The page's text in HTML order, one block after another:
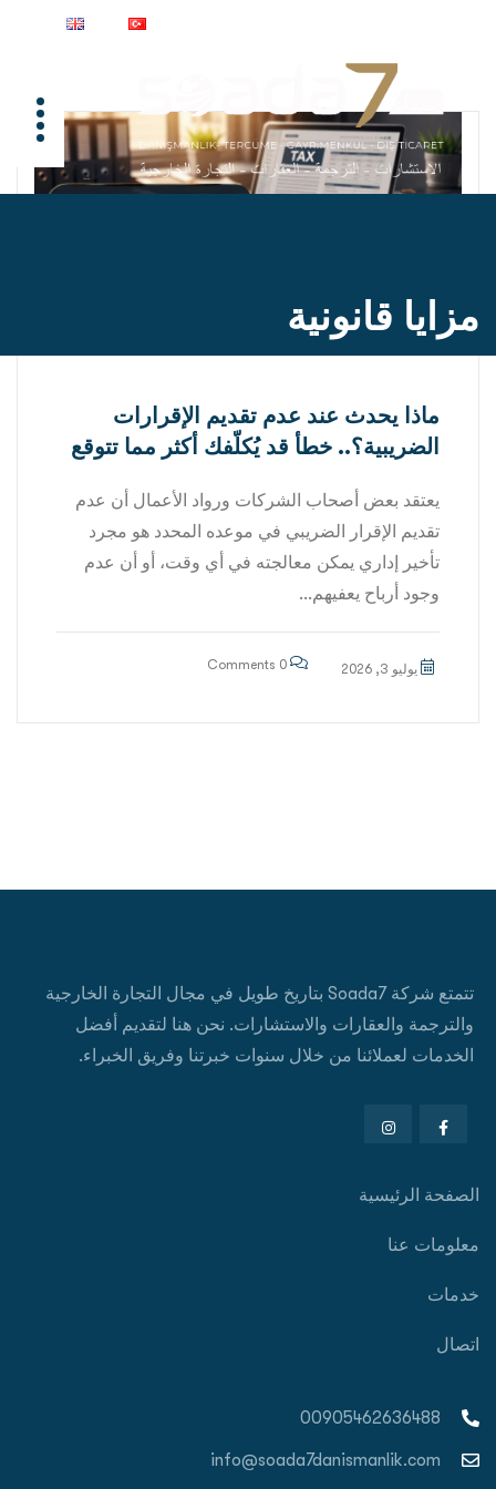
مزايا قانونية
ماذا يحدث عند عدم تقديم الإقرارات
الضريبية؟.. خطأ قد يُكلّفك أكثر مما تتوقع
يعتقد بعض أصحاب الشركات ورواد الأعمال أن عدم
تقديم الإقرار الضريبي في موعده المحدد هو مجرد
تأخير إداري يمكن معالجته في أي وقت، أو أن عدم
وجود أرباح يعفيهم...
يوليو 3, 2026
تتمتع شركة Soada7 بتاريخ طويل في مجال التجارة الخارجية
والترجمة والعقارات والاستشارات. نحن هنا لتقديم أفضل
الخدمات لعملائنا من خلال سنوات خبرتنا وفريق الخبراء.
الصفحة الرئيسية
معلومات عنا
خدمات
اتصال
00905462636488
info@soada7danismanlik.com